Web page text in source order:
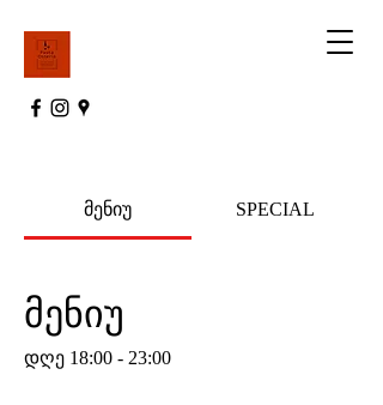
მენიუ SPECIAL
მენიუ
დღე 18:00 - 23:00